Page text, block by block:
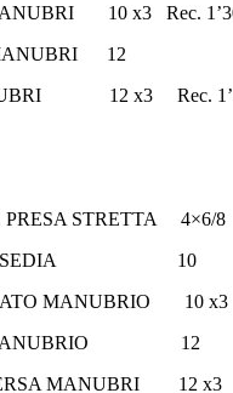
10 x3 Rec.
12
12 x3 Rec.
PRESA STRETTA 4×6/8
/ SEDIA 10
MANUBRIO 10 x3
MANUBRIO 12
MANUBRI 12 x3